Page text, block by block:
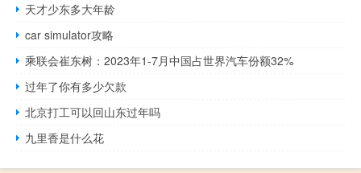
天才少东多大年龄
car simulator攻略
乘联会崔东树：2023年1-7月中国占世界汽车份额32%
过年了你有多少欠款
北京打工可以回山东过年吗
九里香是什么花